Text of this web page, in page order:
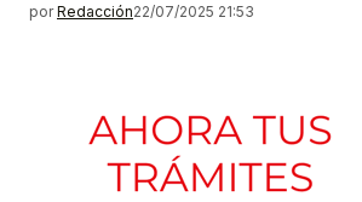
por Redacción22/07/2025 21:53